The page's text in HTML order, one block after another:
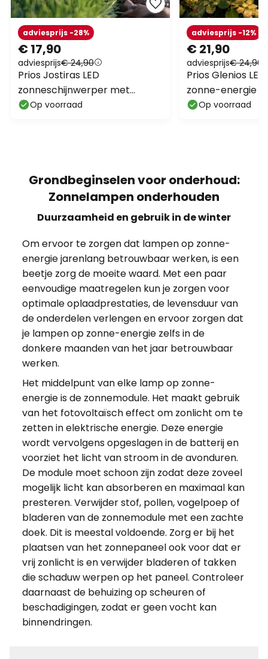
€ 17,90
adviesprijs€ 24,90
adviesprijs -28%
Prios Jostiras LED
zonneschijnwerper met
grondspies
Op voorraad
€ 21,90
adviesprijs€ 24,90
adviesprijs -12%
Prios Glenios
zonne-energie
grondspies
Op voorraad
Grondbeginselen voor onderhoud:
Zonnelampen onderhouden
Duurzaamheid en gebruik in de winter
Om ervoor te zorgen dat lampen op zonne-
energie jarenlang betrouwbaar werken, is een
beetje zorg de moeite waard. Met een paar
eenvoudige maatregelen kun je zorgen voor
optimale oplaadprestaties, de levensduur van
de onderdelen verlengen en ervoor zorgen dat
je lampen op zonne-energie zelfs in de
donkere maanden van het jaar betrouwbaar
werken.
Het middelpunt van elke lamp op zonne-
energie is de zonnemodule. Het maakt gebruik
van het fotovoltaïsch effect om zonlicht om te
zetten in elektrische energie. Deze energie
wordt vervolgens opgeslagen in de batterij en
voorziet het licht van stroom in de avonduren.
De module moet schoon zijn zodat deze zoveel
mogelijk licht kan absorberen en maximaal kan
presteren. Verwijder stof, pollen, vogelpoep of
bladeren van de zonnemodule met een zachte
doek. Dit is meestal voldoende. Zorg er bij het
plaatsen van het zonnepaneel ook voor dat er
vrij zonlicht is en verwijder bladeren of takken
die schaduw werpen op het paneel. Controleer
daarnaast de behuizing op scheuren of
beschadigingen, zodat er geen vocht kan
binnendringen.